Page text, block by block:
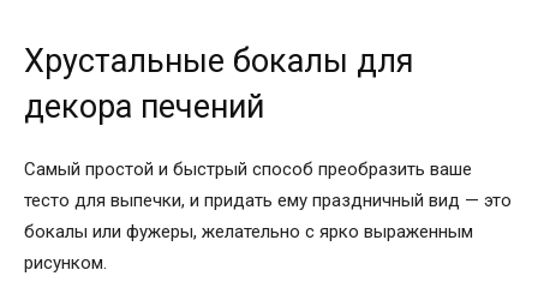
Хрустальные бокалы для
декора печений
Самый простой и быстрый способ преобразить ваше
тесто для выпечки, и придать ему праздничный вид — это
бокалы или фужеры, желательно с ярко выраженным
рисунком.